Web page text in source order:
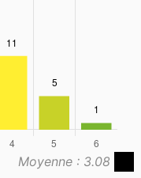
Moyenne : 3.08